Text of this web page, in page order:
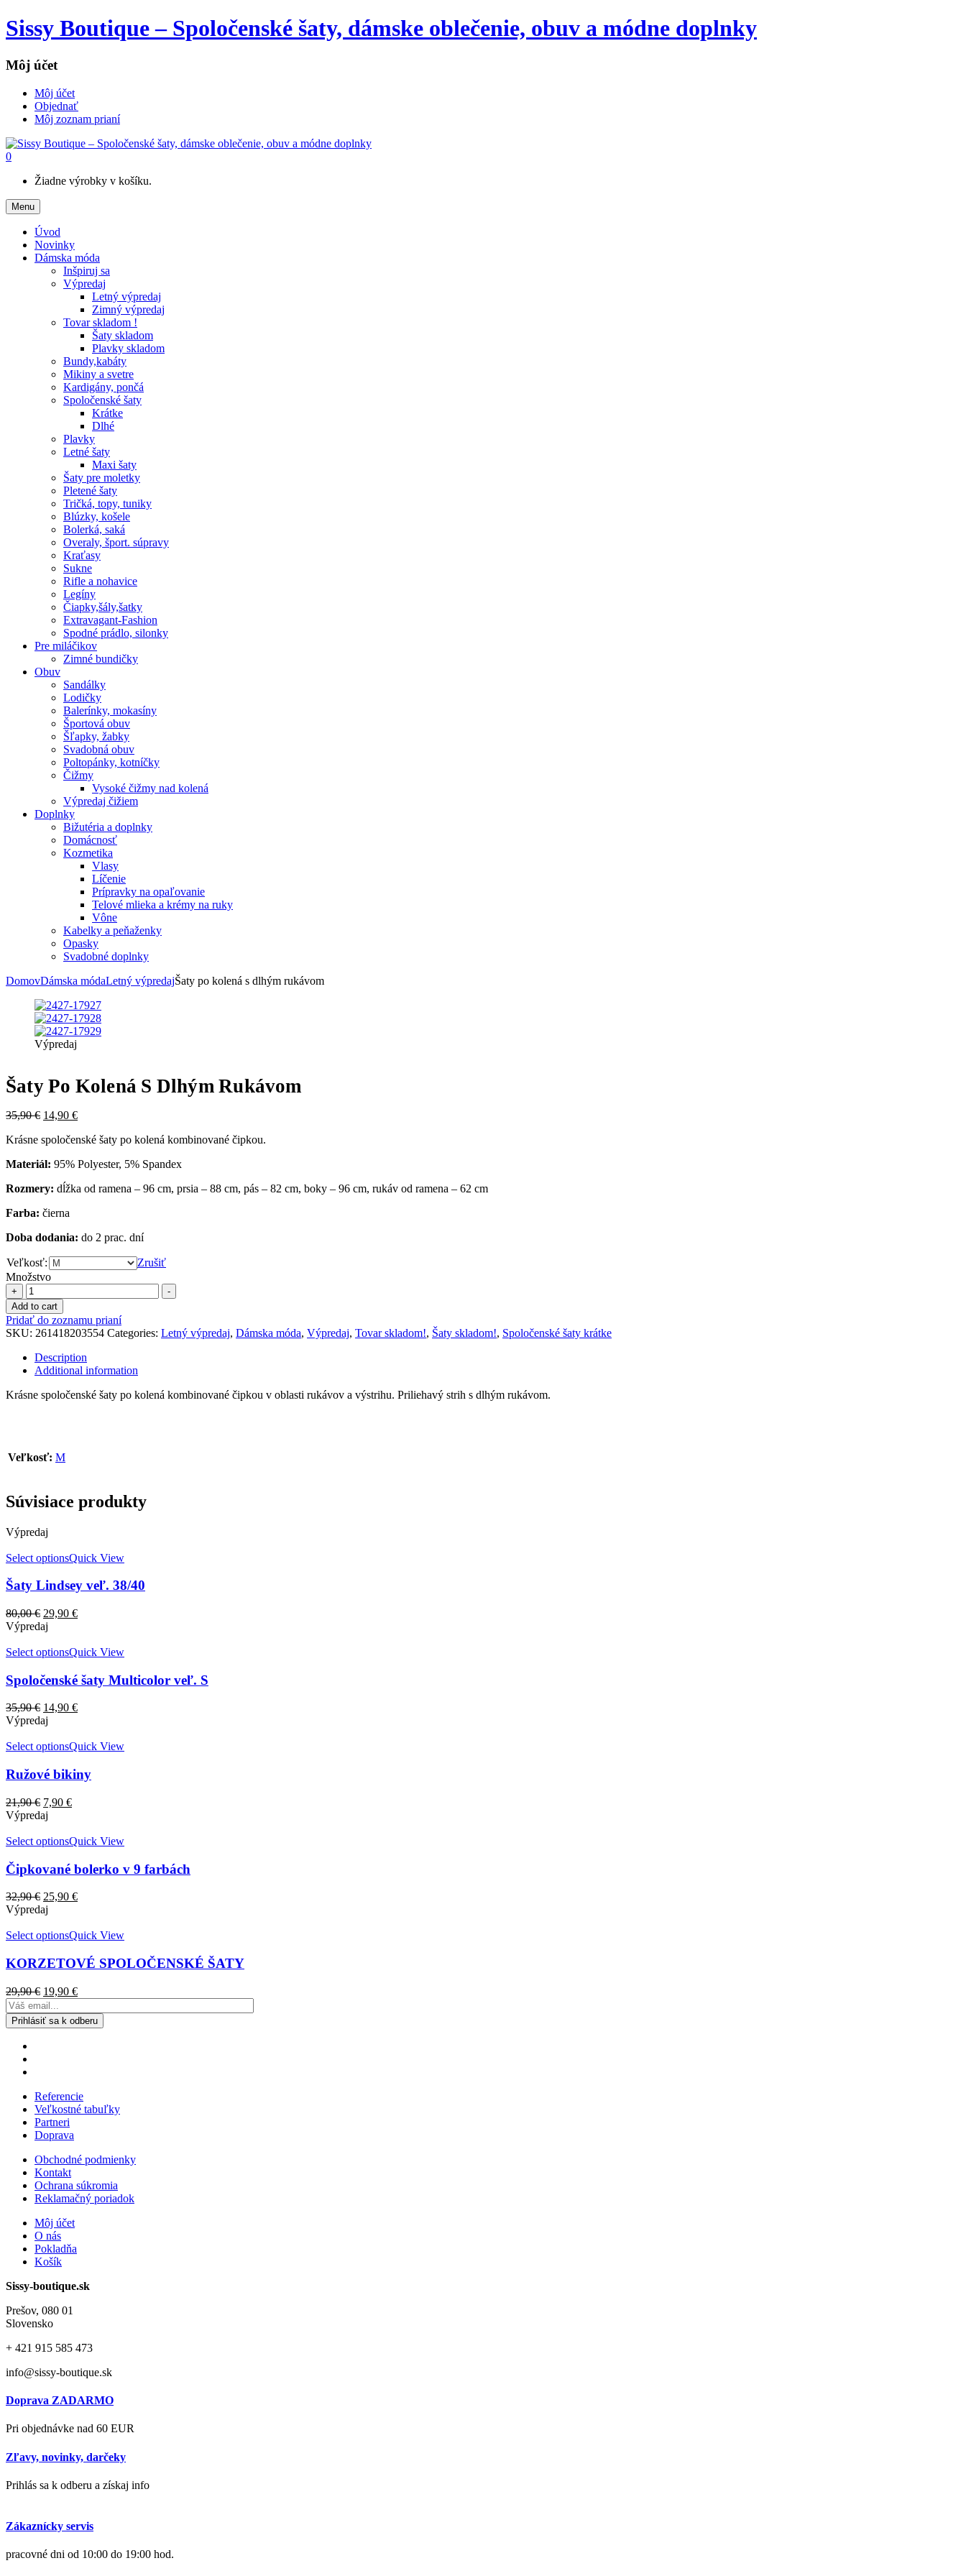
Sissy Boutique – Spoločenské šaty, dámske oblečenie, obuv a módne doplnky
Môj účet
Môj účet
Objednať
Môj zoznam prianí
0
Žiadne výrobky v košíku.
Menu
Úvod
Novinky
Dámska móda
Inšpiruj sa
Výpredaj
Letný výpredaj
Zimný výpredaj
Tovar skladom !
Šaty skladom
Plavky skladom
Bundy,kabáty
Mikiny a svetre
Kardigány, pončá
Spoločenské šaty
Krátke
Dlhé
Plavky
Letné šaty
Maxi šaty
Šaty pre moletky
Pletené šaty
Tričká, topy, tuniky
Blúzky, košele
Bolerká, saká
Overaly, šport. súpravy
Kraťasy
Sukne
Rifle a nohavice
Legíny
Čiapky,šály,šatky
Extravagant-Fashion
Spodné prádlo, silonky
Pre miláčikov
Zimné bundičky
Obuv
Sandálky
Lodičky
Balerínky, mokasíny
Športová obuv
Šľapky, žabky
Svadobná obuv
Poltopánky, kotníčky
Čižmy
Vysoké čižmy nad kolená
Výpredaj čižiem
Doplnky
Bižutéria a doplnky
Domácnosť
Kozmetika
Vlasy
Líčenie
Prípravky na opaľovanie
Telové mlieka a krémy na ruky
Vône
Kabelky a peňaženky
Opasky
Svadobné doplnky
DomovDámska módaLetný výpredajŠaty po kolená s dlhým rukávom
Výpredaj
Šaty Po Kolená S Dlhým Rukávom
35,90€ 14,90 €
Krásne spoločenské šaty po kolená kombinované čipkou.
Materiál: 95% Polyester, 5% Spandex
Rozmery: dĺžka od ramena – 96 cm, prsia – 88 cm, pás – 82 cm, boky – 96 cm, rukáv od ramena – 62 cm
Farba: čierna
Doba dodania: do 2 prac. dní
Veľkosť:
Zrušiť
Množstvo
Add to cart
Pridať do zoznamu prianí
SKU: 261418203554 Categories: Letný výpredaj, Dámska móda, Výpredaj, Tovar skladom!, Šaty skladom!, Spoločenské šaty krátke
Description
Additional information
Krásne spoločenské šaty po kolená kombinované čipkou v oblasti rukávov a výstrihu. Priliehavý strih s dlhým rukávom.
Veľkosť: M
Súvisiace produkty
Výpredaj
Select optionsQuick View
Šaty Lindsey veľ. 38/40
80,00€ 29,90 €
Výpredaj
Select optionsQuick View
Spoločenské šaty Multicolor veľ. S
35,90€ 14,90 €
Výpredaj
Select optionsQuick View
Ružové bikiny
21,90€ 7,90 €
Výpredaj
Select optionsQuick View
Čipkované bolerko v 9 farbách
32,90€ 25,90 €
Výpredaj
Select optionsQuick View
KORZETOVÉ SPOLOČENSKÉ ŠATY
29,90€ 19,90 €
Referencie
Veľkostné tabuľky
Partneri
Doprava
Obchodné podmienky
Kontakt
Ochrana súkromia
Reklamačný poriadok
Môj účet
O nás
Pokladňa
Košík
Sissy-boutique.sk
Prešov, 080 01
Slovensko
+ 421 915 585 473
info@sissy-boutique.sk
Doprava ZADARMO
Pri objednávke nad 60 EUR
Zľavy, novinky, darčeky
Prihlás sa k odberu a získaj info
Zákaznícky servis
pracovné dni od 10:00 do 19:00 hod.